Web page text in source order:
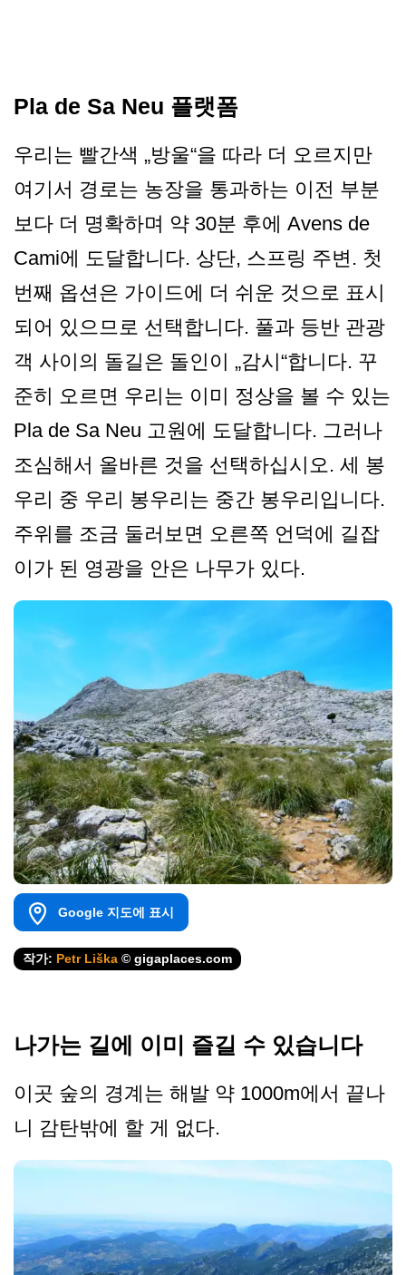
Pla de Sa Neu 플랫폼
우리는 빨간색 „방울“을 따라 더 오르지만
여기서 경로는 농장을 통과하는 이전 부분
보다 더 명확하며 약 30분 후에 Avens de
Cami에 도달합니다. 상단, 스프링 주변. 첫
번째 옵션은 가이드에 더 쉬운 것으로 표시
되어 있으므로 선택합니다. 풀과 등반 관광
객 사이의 돌길은 돌인이 „감시“합니다. 꾸
준히 오르면 우리는 이미 정상을 볼 수 있는
Pla de Sa Neu 고원에 도달합니다. 그러나
조심해서 올바른 것을 선택하십시오. 세 봉
우리 중 우리 봉우리는 중간 봉우리입니다.
주위를 조금 둘러보면 오른쪽 언덕에 길잡
이가 된 영광을 안은 나무가 있다.
Google 지도에 표시
작가: Petr Liška © gigaplaces.com
나가는 길에 이미 즐길 수 있습니다
이곳 숲의 경계는 해발 약 1000m에서 끝나
니 감탄밖에 할 게 없다.